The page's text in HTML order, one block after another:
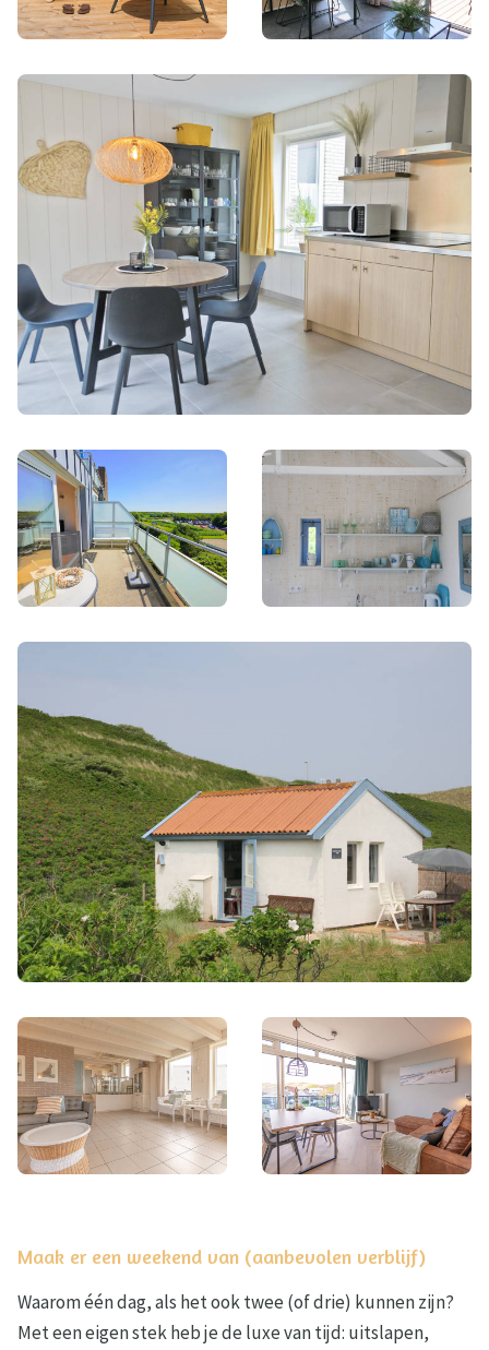
Maak er een weekend van (aanbevolen verblijf)
Waarom één dag, als het ook twee (of drie) kunnen zijn?
Met een eigen stek heb je de luxe van tijd: uitslapen,